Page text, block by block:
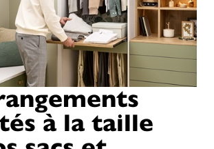
à la taille